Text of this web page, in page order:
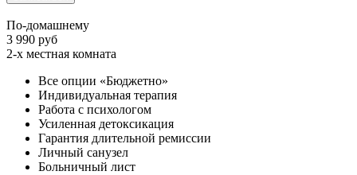
По-домашнему
3 990 руб
2-х местная комната
Все опции «Бюджетно»
Индивидуальная терапия
Работа с психологом
Усиленная детоксикация
Гарантия длительной ремиссии
Личный санузел
Больничный лист